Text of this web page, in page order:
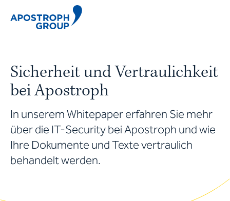
Sicherheit und Vertraulichkeit
bei Apostroph
In unserem Whitepaper erfahren Sie mehr
über die IT-Security bei Apostroph und wie
Ihre Dokumente und Texte vertraulich
behandelt werden.